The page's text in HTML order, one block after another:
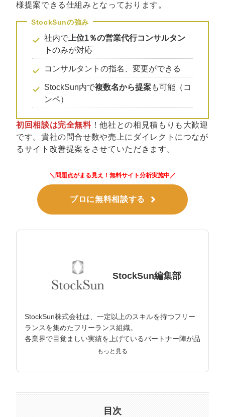
内部監査室長
様提案できる仕組みとなっております。
社内で 上位1％の営業代行コンサルタン
トのみが対応
コンサルタントの指名、変更ができる
StockSun内で複数名から提案も可能（コ
ンペ）
初回相談は完全無料！他社との相見積もりも大歓迎
です。貴社の問合せ数や売上にダイレクトにつなが
るサイト改善提案をさせていただきます。
＼問題点がまる見え！無料サイト分析実施中／
プロに無料相談する
StockSun編集部
StockSun株式会社は、一定以上のスキルを持つフリー
ランスを集めたフリーランス組織。
各業界で目覚ましい実績を上げているパートナー陣が品
質担保し、クライアントの事業課題解決を目指してサポ
もっと見る
目次